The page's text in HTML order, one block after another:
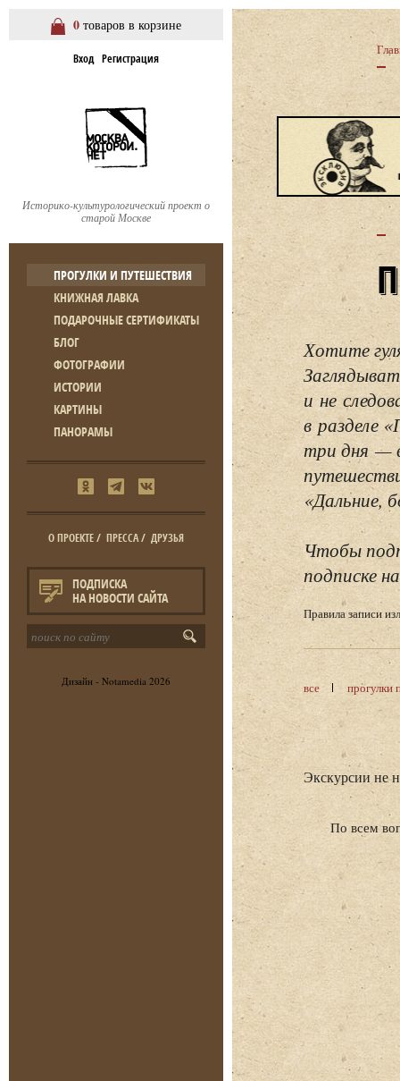
0 товаров в корзине
Вход Регистрация
Историко-культурологический проект о
старой Москве
ПРОГУЛКИ И ПУТЕШЕСТВИЯ
КНИЖНАЯ ЛАВКА
ПОДАРОЧНЫЕ СЕРТИФИКАТЫ
БЛОГ
ФОТОГРАФИИ
ИСТОРИИ
КАРТИНЫ
ПАНОРАМЫ
О ПРОЕКТЕ/ ПРЕССА/ ДРУЗЬЯ
ПОДПИСКА
НА НОВОСТИ САЙТА
Дизайн - Notamedia 2026
Хотите
и не
в разделе
три дня —
«Дальние,
Чтобы
подписке
Правила записи
все прогулки
Экскурсии не
По всем